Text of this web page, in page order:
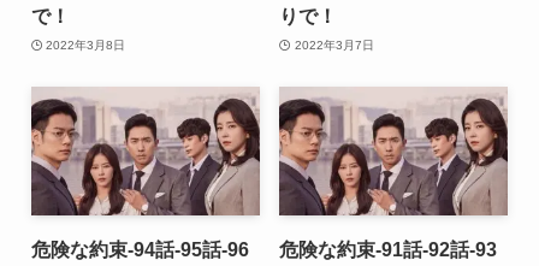
で！
2022年3月8日
りで！
2022年3月7日
危険な約束-94話-95話-96
危険な約束-91話-92話-93